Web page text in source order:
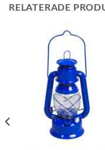
RELATERADE